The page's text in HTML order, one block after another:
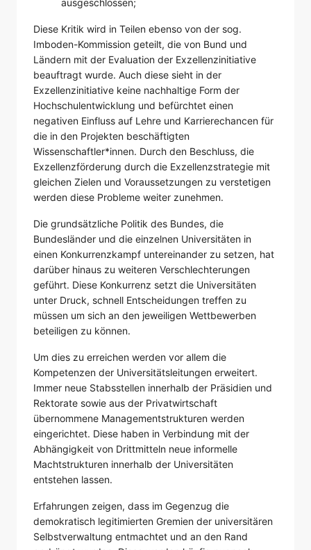
Diese Kritik wird in Teilen ebenso von der sog.
Imboden-Kommission geteilt, die von Bund und
Ländern mit der Evaluation der Exzellenzinitiative
beauftragt wurde. Auch diese sieht in der
Exzellenzinitiative keine nachhaltige Form der
Hochschulentwicklung und befürchtet einen
negativen Einfluss auf Lehre und Karrierechancen für
die in den Projekten beschäftigten
Wissenschaftler*innen. Durch den Beschluss, die
Exzellenzförderung durch die Exzellenzstrategie mit
gleichen Zielen und Voraussetzungen zu verstetigen
werden diese Probleme weiter zunehmen.
Die grundsätzliche Politik des Bundes, die
Bundesländer und die einzelnen Universitäten in
einen Konkurrenzkampf untereinander zu setzen, hat
darüber hinaus zu weiteren Verschlechterungen
geführt. Diese Konkurrenz setzt die Universitäten
unter Druck, schnell Entscheidungen treffen zu
müssen um sich an den jeweiligen Wettbewerben
beteiligen zu können.
Um dies zu erreichen werden vor allem die
Kompetenzen der Universitätsleitungen erweitert.
Immer neue Stabsstellen innerhalb der Präsidien und
Rektorate sowie aus der Privatwirtschaft
übernommene Managementstrukturen werden
eingerichtet. Diese haben in Verbindung mit der
Abhängigkeit von Drittmitteln neue informelle
Machtstrukturen innerhalb der Universitäten
entstehen lassen.
Erfahrungen zeigen, dass im Gegenzug die
demokratisch legitimierten Gremien der universitären
Selbstverwaltung entmachtet und an den Rand